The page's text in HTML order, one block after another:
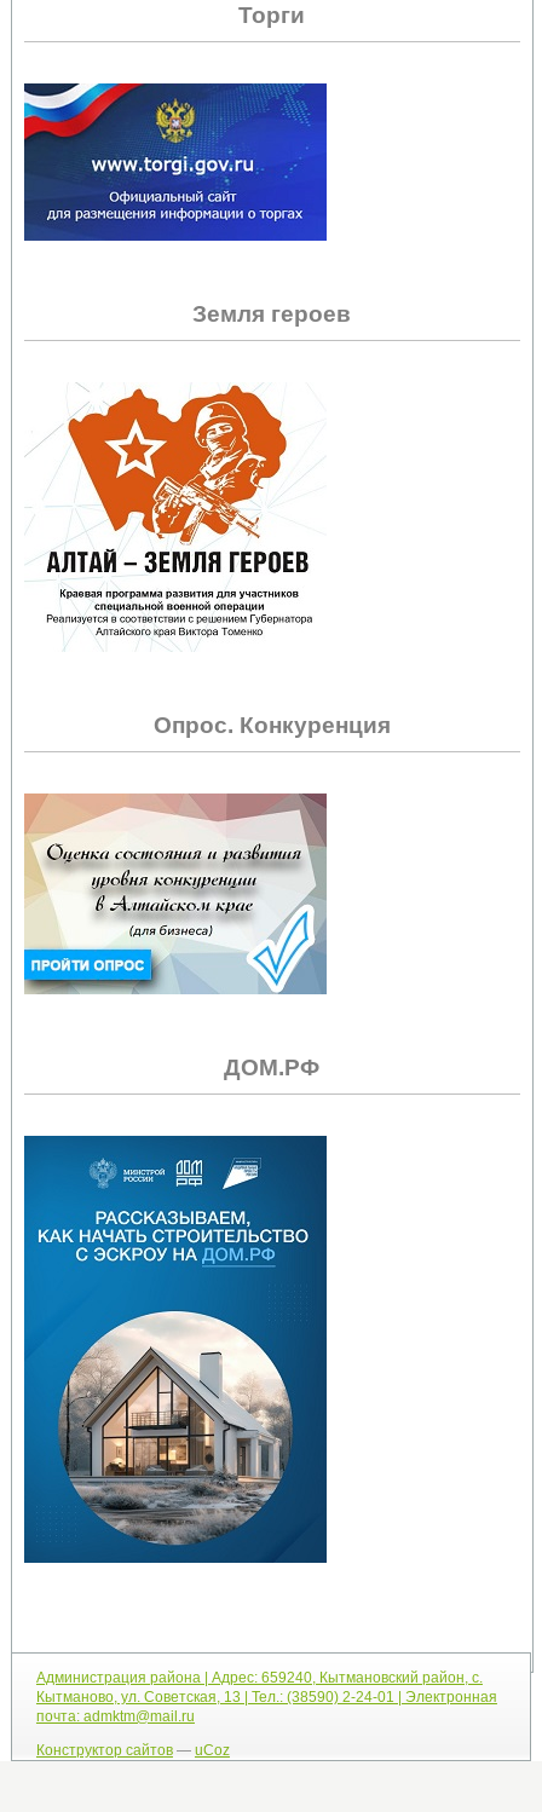
Торги
Земля героев
Опрос. Конкуренция
ДОМ.РФ
Администрация района | Адрес: 659240, Кытмановский район, с.
Кытманово, ул. Советская, 13 | Тел.: (38590) 2-24-01 | Электронная
почта: admktm@mail.ru
Конструктор сайтов— uCoz